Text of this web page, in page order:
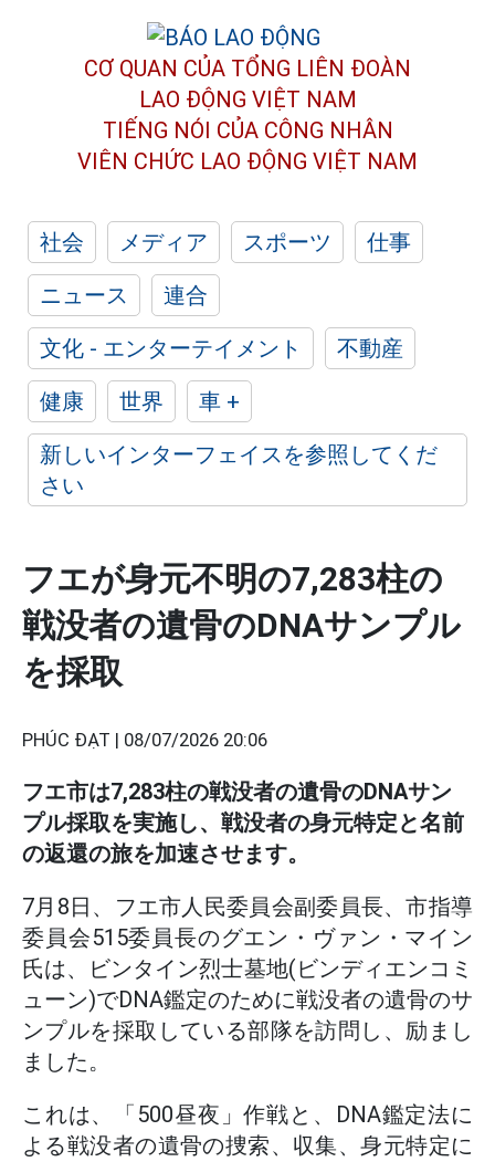
CƠ QUAN CỦA TỔNG LIÊN ĐOÀN
LAO ĐỘNG VIỆT NAM
TIẾNG NÓI CỦA CÔNG NHÂN
VIÊN CHỨC LAO ĐỘNG VIỆT NAM
社会 メディア スポーツ
仕事
ニュース
連合
文化 - エンターテイメント
不動産
健康
世界
車 +
新しいインターフェイスを参照してくだ
さい
フエが身元不明の7,283柱の
戦没者の遺骨のDNAサンプル
を採取
PHÚC ĐẠT | 08/07/2026 20:06
フエ市は7,283柱の戦没者の遺骨のDNAサン
プル採取を実施し、戦没者の身元特定と名前
の返還の旅を加速させます。
7月8日、フエ市人民委員会副委員長、市指導
委員会515委員長のグエン・ヴァン・マイン
氏は、ビンタイン烈士墓地(ビンディエンコミ
ューン)でDNA鑑定のために戦没者の遺骨のサ
ンプルを採取している部隊を訪問し、励まし
ました。
これは、「500昼夜」作戦と、DNA鑑定法に
よる戦没者の遺骨の捜索、収集、身元特定に